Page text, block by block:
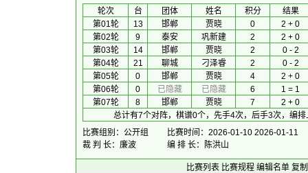
轮次 台 团体 姓名 积分
结果
第01轮
13 邯郸 贾晓 0
2 + 0
第02轮
9 泰安 巩新建 2
2 + 0
第03轮
14 邯郸 贾晓 2
0 - 2
第04轮
21 聊城 刁泽睿 2
0 - 2
第05轮
0 邯郸 贾晓 4
2 + 0
第06轮
0 已隐藏 已隐藏 6
1 = 1
第07轮
8 邯郸 贾晓 7
2 + 0
总计有7个对阵，棋谱0个，先手4次，后手3次，编
比赛组别：公开组
比赛时间：2026-01-10 2026-01-11
裁 判 长：廉波
编 排 长：陈洪山
比赛列表 比赛规程 编辑名单 复